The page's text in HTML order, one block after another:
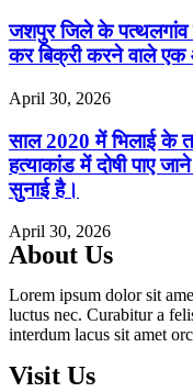
जशपुर जिले के पत्थलगांव
कर बिक्री करने वाले एक
April 30, 2026
साल 2020 में भिलाई के
हत्याकांड में दोषी पाए
सुनाई है।
April 30, 2026
About Us
Lorem ipsum dolor sit
luctus nec. Curabitur a
interdum lacus sit amet
Visit Us